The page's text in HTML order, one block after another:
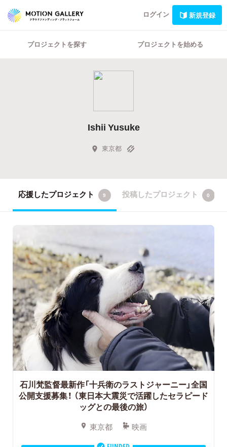
ログイン 新規登録
プロジェクトを探す プロジェクトを始める
Ishii Yusuke
東京都
応援したプロジェクト 9 投稿したプロジェクト 0
石川梵監督最新作「十兵衛のラストジャーニー」全国
公開支援募集！ （東日本大震災で活躍したセラピード
ッグとの最後の旅）
東京都 映画